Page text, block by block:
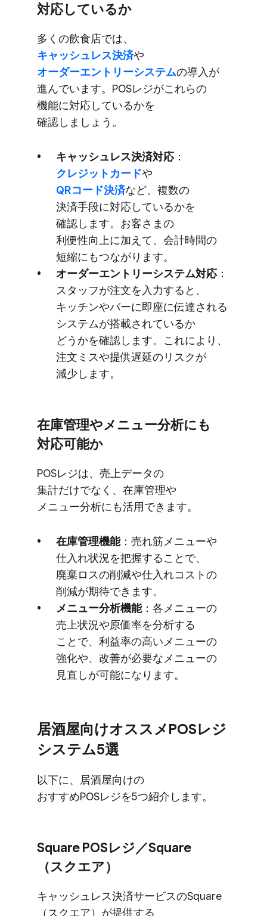
対応しているか
多くの​飲食店では、
キャッシュレス決済や
オーダーエントリーシステムの​導入が​
進んでいます。​POSレジが​これらの​
機能に​対応しているかを​
確認しましょう。
キャッシュレス決済対応：
クレジットカードや
QRコード決済など、​複数の​
決済手段に​対応しているかを​
確認します。​お客さまの​
利便性向上に​加えて、​会計時間の​
短縮に​もつながります。
オーダーエントリーシステム対応：
スタッフが​注文を​入力すると、​
キッチンや​バーに​即座に​伝達される​
システムが​搭載されているか​
どうかを​確認します。​これに​より、​
注文ミスや​提供遅延の​リスクが​
減少します。
在庫管理や​メニュー分析にも​
対応可能か
POSレジは、​売上データの​
集計だけでなく、​在庫管理や​
メニュー分析にも​活用できます。
在庫管理機能：売れ筋メニューや​
仕入れ状況を​把握する​ことで、​
廃棄ロスの​削減や​仕入れコストの​
削減が​期待できます。
メニュー分析​機能：各メニューの​
売上状況や​原価率を​分析する​
ことで、​利益率の​高い​メニューの​
強化や、​改善が​必要な​メニューの​
見直しが​可能に​なります。
居酒屋向けオススメPOSレジ
システム5選
以下に、​居酒屋向けの​
おすすめPOSレジを​5つ​紹介します。
Square POSレジ／Square​
（スクエア）
キャッシュレス決済サービスの​Square​
（スクエア）が​提供する​